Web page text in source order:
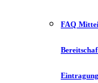
FAQ